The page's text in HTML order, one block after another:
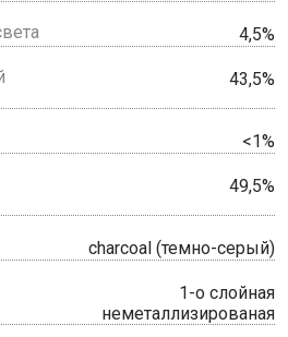
4,5%
43,5%
<1%
49,5%
charcoal (темно-серый)
1-о слойная
неметаллизированая